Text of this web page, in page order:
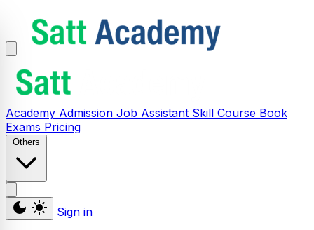
Academy Admission Job Assistant Skill Course Book
Exams Pricing
Others
Sign in